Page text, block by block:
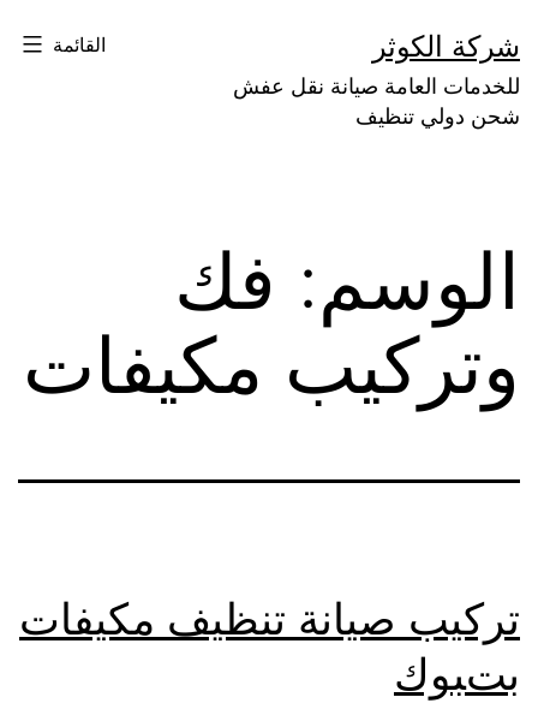
إلى
المحتوى
شركة الكوثر
للخدمات العامة صيانة نقل عفش
شحن دولي تنظيف
القائمة
الوسم: فك
وتركيب مكيفات
تركيب صيانة تنظيف مكيفات
بتبوك